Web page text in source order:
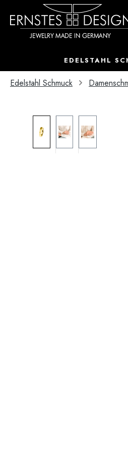
Hauptinhalt springen
Zur Suche springen
Zur Hauptnavigation springen
EDELSTAHL
Edelstahl Schmuck